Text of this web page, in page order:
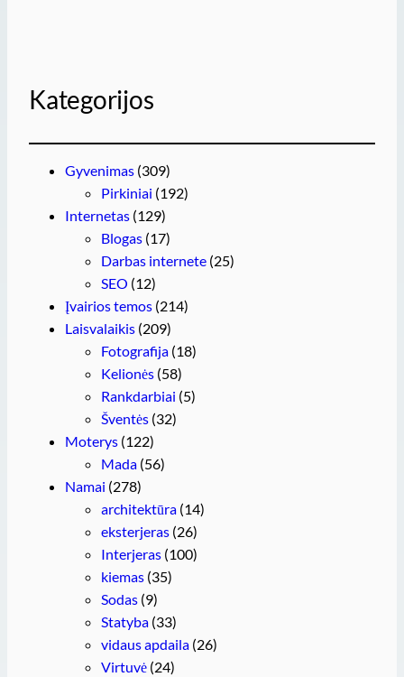
Kategorijos
Gyvenimas (309)
Pirkiniai (192)
Internetas (129)
Blogas (17)
Darbas internete (25)
SEO (12)
Įvairios temos (214)
Laisvalaikis (209)
Fotografija (18)
Kelionės (58)
Rankdarbiai (5)
Šventės (32)
Moterys (122)
Mada (56)
Namai (278)
architektūra (14)
eksterjeras (26)
Interjeras (100)
kiemas (35)
Sodas (9)
Statyba (33)
vidaus apdaila (26)
Virtuvė (24)